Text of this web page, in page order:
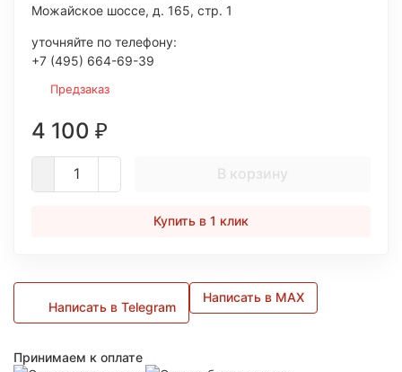
Можайское шоссе, д. 165, стр. 1
уточняйте по телефону:
+7 (495) 664-69-39
Предзаказ
4 100 ₽
В корзину
Купить в 1 клик
Написать в Telegram
Написать в MAX
Принимаем к оплате